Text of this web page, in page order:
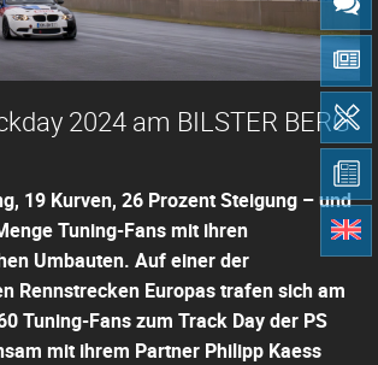
2024 am BILSTER BERG
19 Kurven, 26 Prozent Steigung – und
Tuning-Fans mit ihren
Umbauten. Auf einer der
Rennstrecken Europas trafen sich am
Tuning-Fans zum Track Day der PS
mit ihrem Partner Philipp Kaess